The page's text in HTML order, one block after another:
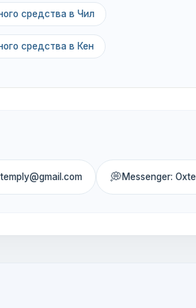
средства в Чил
средства в Кен
💭Messenger: